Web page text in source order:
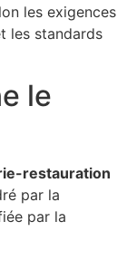
les exigences
les standards
le
restauration
par la
par la